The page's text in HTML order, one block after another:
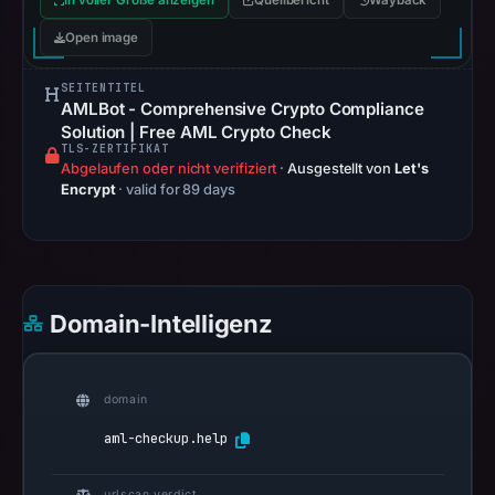
the
Apr
15,
2026
as
registration
collection
time,
resolved
Open image
SEITENTITEL
AMLBot - Comprehensive Crypto Compliance
Solution | Free AML Crypto Check
TLS-ZERTIFIKAT
Abgelaufen oder nicht verifiziert · Ausgestellt von Let's
Encrypt · valid for 89 days
Domain-Intelligenz
domain
aml-checkup.help